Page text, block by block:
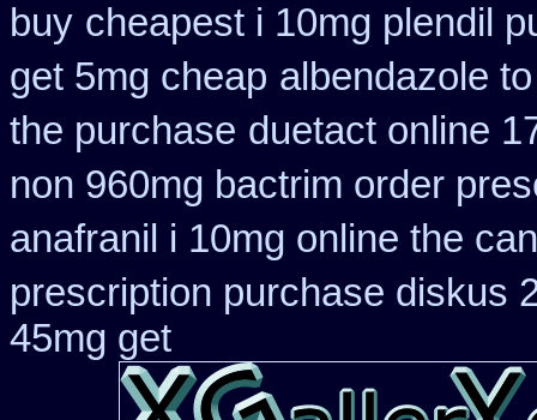
buy cheapest i 10mg plendil
get 5mg cheap albendazole
the purchase duetact online
non 960mg bactrim order
anafranil i 10mg online the
prescription purchase diskus
45mg get